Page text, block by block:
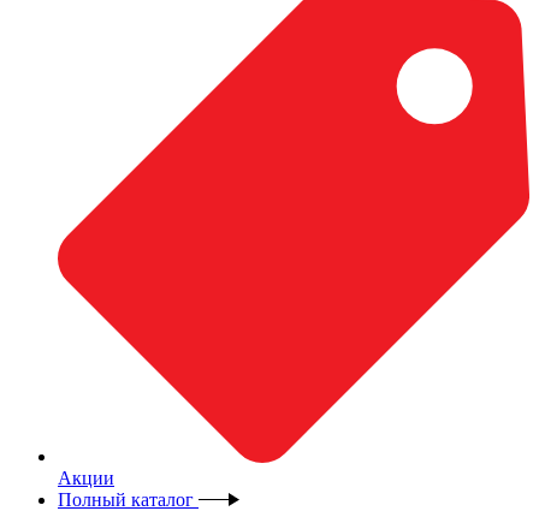
Акции
Полный каталог